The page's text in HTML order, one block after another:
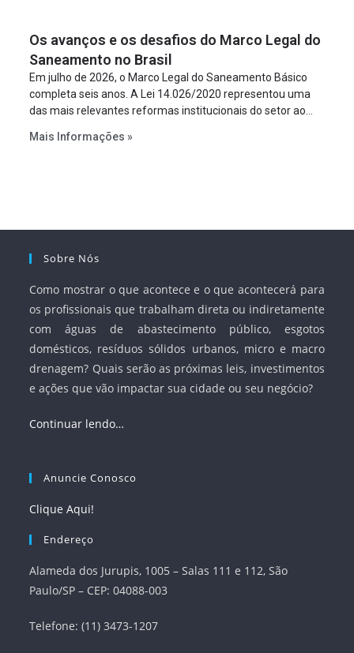
projeto a projeto.
Os avanços e os desafios do Marco Legal do
Saneamento no Brasil
Em julho de 2026, o Marco Legal do Saneamento Básico
completa seis anos. A Lei 14.026/2020 representou uma
das mais relevantes reformas institucionais do setor ao
serviços, ampliar a participação da iniciativa privada,
Mais Informações »
Sobre Nós
Como mostrar o que acontece e o que acontecerá para
os profissionais que trabalham direta ou indiretamente
com águas de abastecimento público, esgotos
domésticos, resíduos sólidos urbanos, micro e macro
drenagem? Quais serão as próximas leis, investimentos
e ações que vão impactar sua cidade ou seu negócio?
Continuar lendo…
Anuncie Conosco
Clique Aqui!
Endereço
Alameda dos Jurupis, 1005 – Salas 111 e 112, São
Paulo/SP – CEP: 04088-003
Telefone: (11) 3473-1207